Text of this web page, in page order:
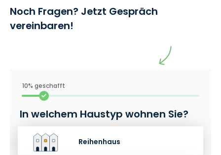
Noch Fragen? Jetzt Gespräch
vereinbaren!
10% geschafft
In welchem Haustyp wohnen Sie?
Reihenhaus